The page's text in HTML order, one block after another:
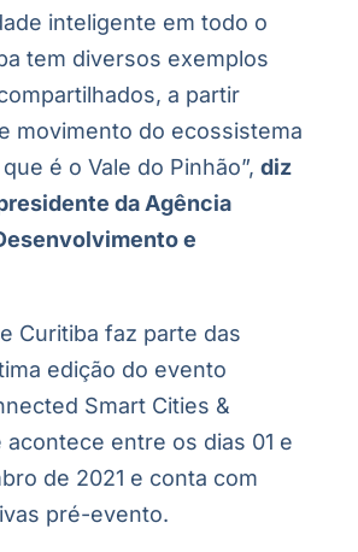
inteligente em todo o
tem diversos exemplos
a partir
movimento do ecossistema
é o Vale do Pinhão”, diz
da Agência
e
Curitiba faz parte das
edição do evento
Smart Cities &
acontece entre os dias 01 e
de 2021 e conta com
pré-evento.